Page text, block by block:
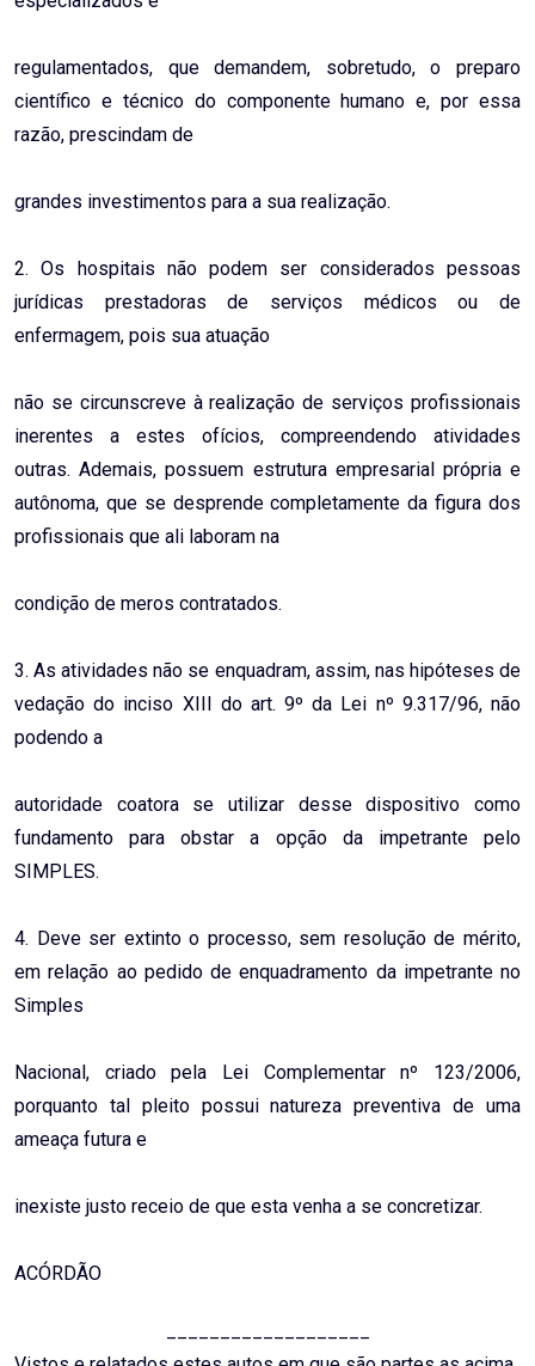
regulamentados, que demandem, sobretudo, o preparo
científico e técnico do componente humano e, por essa
razão, prescindam de
grandes investimentos para a sua realização.
2. Os hospitais não podem ser considerados pessoas
jurídicas prestadoras de serviços médicos ou de
enfermagem, pois sua atuação
não se circunscreve à realização de serviços profissionais
inerentes a estes ofícios, compreendendo atividades
outras. Ademais, possuem estrutura empresarial própria e
autônoma, que se desprende completamente da figura dos
profissionais que ali laboram na
condição de meros contratados.
3. As atividades não se enquadram, assim, nas hipóteses de
vedação do inciso XIII do art. 9º da Lei nº 9.317/96, não
podendo a
autoridade coatora se utilizar desse dispositivo como
fundamento para obstar a opção da impetrante pelo
SIMPLES.
4. Deve ser extinto o processo, sem resolução de mérito,
em relação ao pedido de enquadramento da impetrante no
Simples
Nacional, criado pela Lei Complementar nº 123/2006,
porquanto tal pleito possui natureza preventiva de uma
ameaça futura e
inexiste justo receio de que esta venha a se concretizar.
ACÓRDÃO